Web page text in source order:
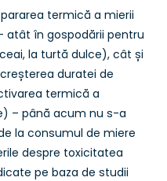
termică a mierii
atât în gospodării pentru
la turtă dulce), cât și
duratei de
termică a
– până acum nu s-a
la consumul de miere
despre toxicitatea
pe baza de studii